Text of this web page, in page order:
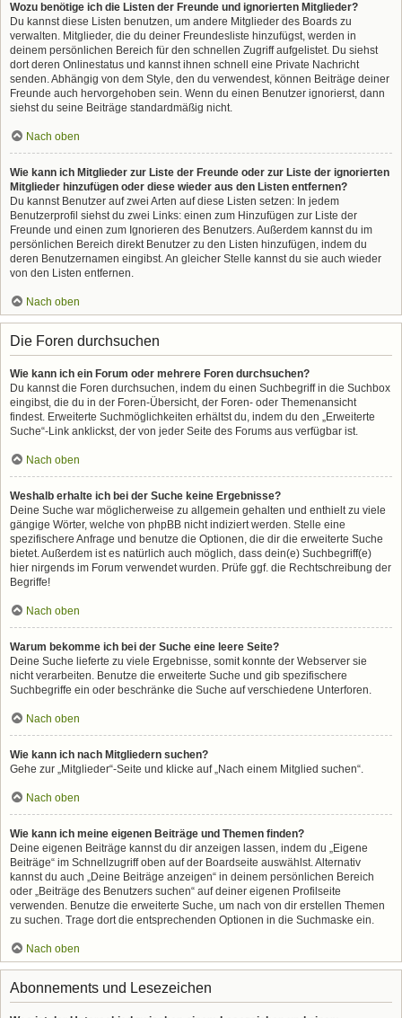
Wozu benötige ich die Listen der Freunde und ignorierten Mitglieder?
Du kannst diese Listen benutzen, um andere Mitglieder des Boards zu
verwalten. Mitglieder, die du deiner Freundesliste hinzufügst, werden in
deinem persönlichen Bereich für den schnellen Zugriff aufgelistet. Du siehst
dort deren Onlinestatus und kannst ihnen schnell eine Private Nachricht
senden. Abhängig von dem Style, den du verwendest, können Beiträge deiner
Freunde auch hervorgehoben sein. Wenn du einen Benutzer ignorierst, dann
siehst du seine Beiträge standardmäßig nicht.
Nach oben
Wie kann ich Mitglieder zur Liste der Freunde oder zur Liste der ignorierten
Mitglieder hinzufügen oder diese wieder aus den Listen entfernen?
Du kannst Benutzer auf zwei Arten auf diese Listen setzen: In jedem
Benutzerprofil siehst du zwei Links: einen zum Hinzufügen zur Liste der
Freunde und einen zum Ignorieren des Benutzers. Außerdem kannst du im
persönlichen Bereich direkt Benutzer zu den Listen hinzufügen, indem du
deren Benutzernamen eingibst. An gleicher Stelle kannst du sie auch wieder
von den Listen entfernen.
Nach oben
Die Foren durchsuchen
Wie kann ich ein Forum oder mehrere Foren durchsuchen?
Du kannst die Foren durchsuchen, indem du einen Suchbegriff in die Suchbox
eingibst, die du in der Foren-Übersicht, der Foren- oder Themenansicht
findest. Erweiterte Suchmöglichkeiten erhältst du, indem du den „Erweiterte
Suche“-Link anklickst, der von jeder Seite des Forums aus verfügbar ist.
Nach oben
Weshalb erhalte ich bei der Suche keine Ergebnisse?
Deine Suche war möglicherweise zu allgemein gehalten und enthielt zu viele
gängige Wörter, welche von phpBB nicht indiziert werden. Stelle eine
spezifischere Anfrage und benutze die Optionen, die dir die erweiterte Suche
bietet. Außerdem ist es natürlich auch möglich, dass dein(e) Suchbegriff(e)
hier nirgends im Forum verwendet wurden. Prüfe ggf. die Rechtschreibung der
Begriffe!
Nach oben
Warum bekomme ich bei der Suche eine leere Seite?
Deine Suche lieferte zu viele Ergebnisse, somit konnte der Webserver sie
nicht verarbeiten. Benutze die erweiterte Suche und gib spezifischere
Suchbegriffe ein oder beschränke die Suche auf verschiedene Unterforen.
Nach oben
Wie kann ich nach Mitgliedern suchen?
Gehe zur „Mitglieder“-Seite und klicke auf „Nach einem Mitglied suchen“.
Nach oben
Wie kann ich meine eigenen Beiträge und Themen finden?
Deine eigenen Beiträge kannst du dir anzeigen lassen, indem du „Eigene
Beiträge“ im Schnellzugriff oben auf der Boardseite auswählst. Alternativ
kannst du auch „Deine Beiträge anzeigen“ in deinem persönlichen Bereich
oder „Beiträge des Benutzers suchen“ auf deiner eigenen Profilseite
verwenden. Benutze die erweiterte Suche, um nach von dir erstellen Themen
zu suchen. Trage dort die entsprechenden Optionen in die Suchmaske ein.
Nach oben
Abonnements und Lesezeichen